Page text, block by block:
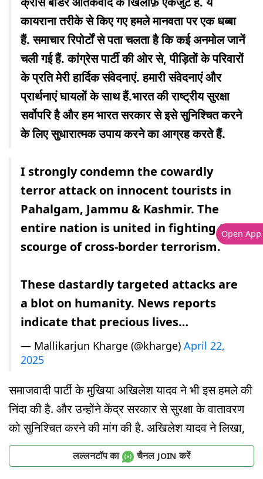
कायराना तरीके से किए गए हमले मानवता पर एक धब्बा
हैं. समाचार रिपोर्टों से पता चलता है कि कई अनमोल जानें
चली गई हैं. कांग्रेस पार्टी की ओर से, पीड़ितों के परिवारों
के प्रति मेरी हार्दिक संवेदनाएं. हमारी संवेदनाएं और
प्रार्थनाएं घायलों के साथ हैं.भारत की राष्ट्रीय सुरक्षा
सर्वोपरि है और हम भारत सरकार से इसे सुनिश्चित करने
के लिए सुधारात्मक उपाय करने का आग्रह करते हैं.
I strongly condemn the cowardly
terror attack on innocent tourists in
Pahalgam, Jammu & Kashmir. The
entire nation is united in fighting the
scourge of cross-border terrorism.
These dastardly targeted attacks are
a blot on humanity. News reports
indicate that precious lives…
— Mallikarjun Kharge (@kharge) April 22,
2025
समाजवादी पार्टी के मुखिया अखिलेश यादव ने भी इस हमले की
निंदा की है. और उन्होंने केंद्र सरकार से सुरक्षा के वातावरण
को सुनिश्चित करने की मांग की है. अखिलेश यादव ने लिखा,
लल्लनटॉप का चैनल JOIN करें
Open App